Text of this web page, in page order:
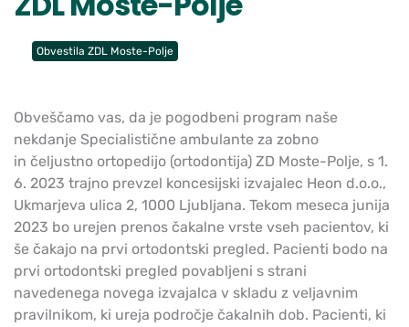
Obvestila ZDL Moste-Polje
Obveščamo vas, da je pogodbeni program naše
nekdanje Specialistične ambulante za zobno
in čeljustno ortopedijo (ortodontija) ZD Moste-Polje, s 1.
6. 2023 trajno prevzel koncesijski izvajalec Heon d.o.o.,
Ukmarjeva ulica 2, 1000 Ljubljana. Tekom meseca junija
2023 bo urejen prenos čakalne vrste vseh pacientov, ki
še čakajo na prvi ortodontski pregled. Pacienti bodo na
prvi ortodontski pregled povabljeni s strani
navedenega novega izvajalca v skladu z veljavnim
pravilnikom, ki ureja področje čakalnih dob. Pacienti, ki